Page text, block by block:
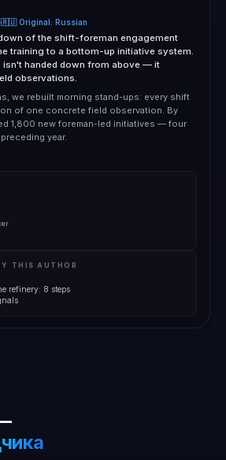
🇷🇺 Original: Russian
of the shift-foreman engagement
training to a bottom-up initiative system.
isn't handed down from above — it
observations.
we rebuilt morning stand-ups: every shift
of one concrete field observation. By
1,800 new foreman-led initiatives — four
year.
THIS AUTHOR
refinery: 8 steps